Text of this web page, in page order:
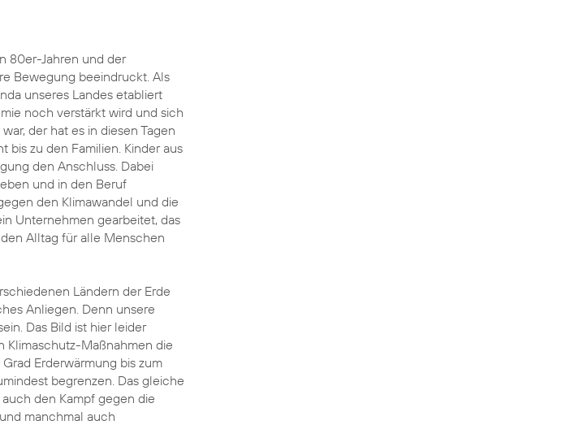
80er-Jahren und der
Bewegung beeindruckt. Als
unseres Landes etabliert
noch verstärkt wird und sich
der hat es in diesen Tagen
bis zu den Familien. Kinder aus
den Anschluss. Dabei
und in den Beruf
den Klimawandel und die
Unternehmen gearbeitet, das
Alltag für alle Menschen
Ländern der Erde
Anliegen. Denn unsere
Das Bild ist hier leider
Klimaschutz-Maßnahmen die
Erderwärmung bis zum
begrenzen. Das gleiche
den Kampf gegen die
manchmal auch